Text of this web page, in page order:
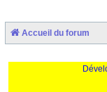
Accueil du forum